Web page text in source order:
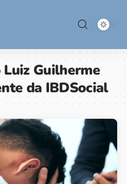
Guilherme
da IBDSocial